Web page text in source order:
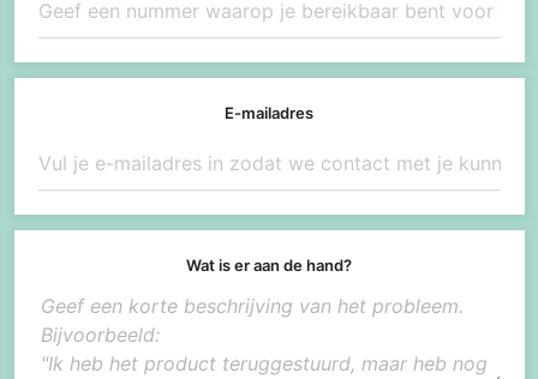
E-mailadres
Wat is er aan de hand?